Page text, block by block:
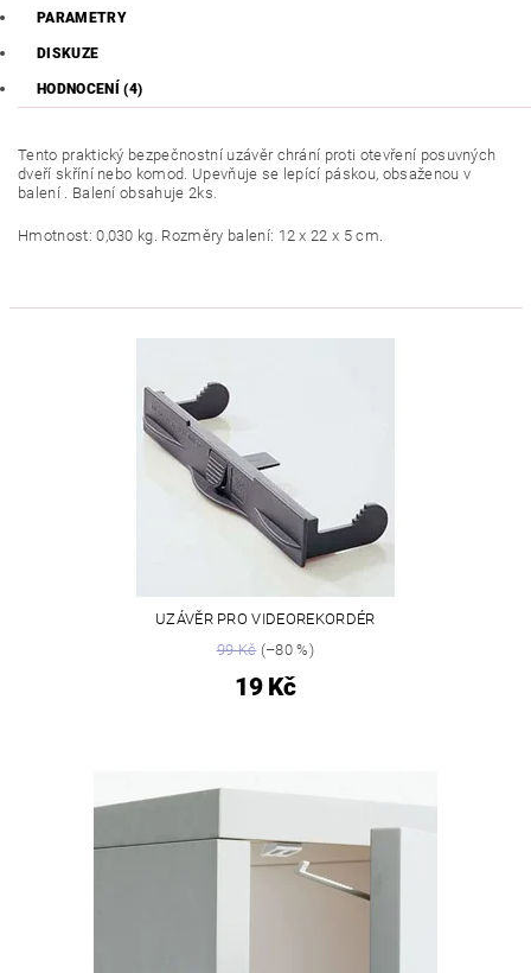
PARAMETRY
DISKUZE
HODNOCENÍ (4)
Tento praktický bezpečnostní uzávěr chrání proti otevření posuvných
dveří skříní nebo komod. Upevňuje se lepící páskou, obsaženou v
balení . Balení obsahuje 2ks.
Hmotnost: 0,030 kg. Rozměry balení: 12 x 22 x 5 cm.
UZÁVĚR PRO VIDEOREKORDÉR
99 Kč(–80 %)
19 Kč